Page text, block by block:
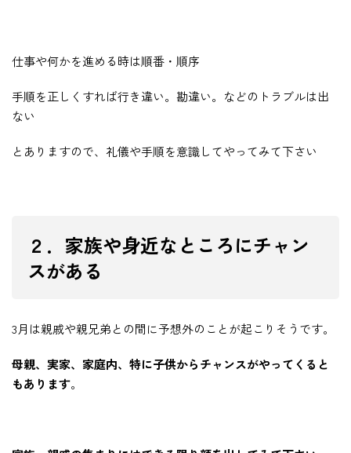
仕事や何かを進める時は順番・順序
手順を正しくすれば行き違い。勘違い。などのトラブルは出
ない
とありますので、礼儀や手順を意識してやってみて下さい
２．家族や身近なところにチャン
スがある
3月は親戚や親兄弟との間に予想外のことが起こりそうです。
母親、実家、家庭内、特に子供からチャンスがやってくると
もあります。